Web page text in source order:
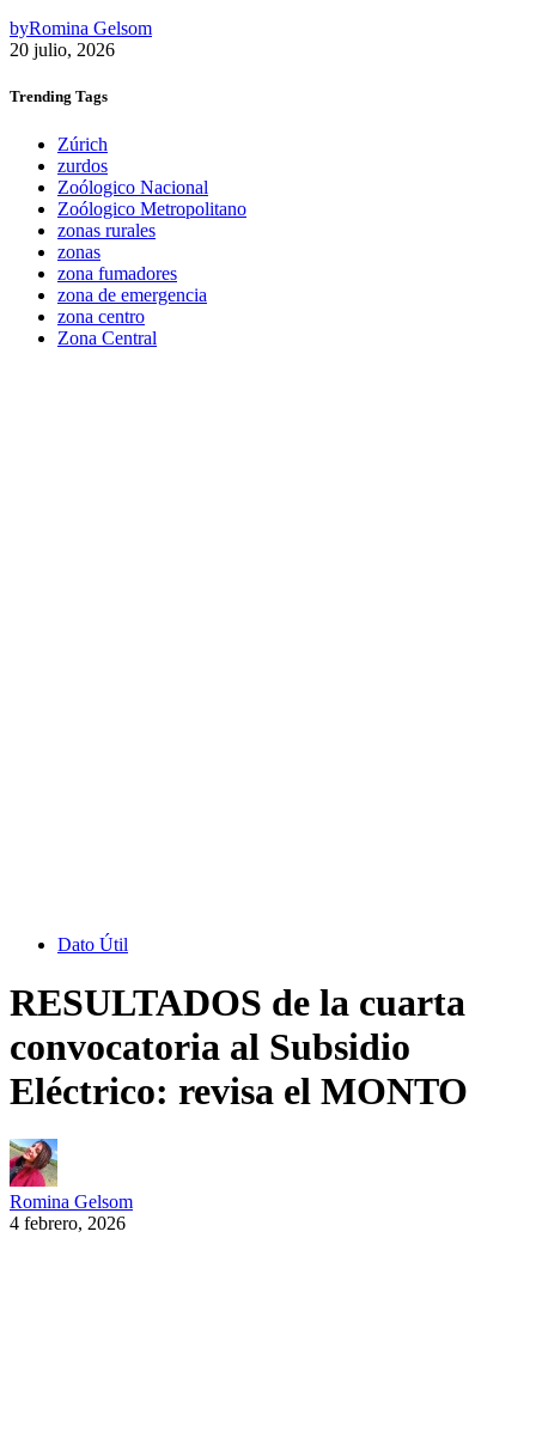
byRomina Gelsom
20 julio, 2026
Trending Tags
Zúrich
zurdos
Zoólogico Nacional
Zoólogico Metropolitano
zonas rurales
zonas
zona fumadores
zona de emergencia
zona centro
Zona Central
Dato Útil
RESULTADOS de la cuarta
convocatoria al Subsidio
Eléctrico: revisa el MONTO
Romina Gelsom
4 febrero, 2026